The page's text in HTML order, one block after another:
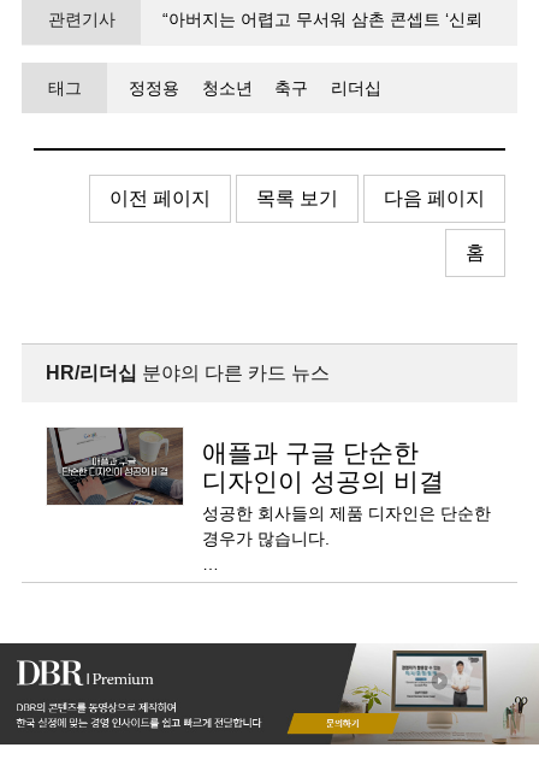
관련기사
“아버지는 어렵고 무서워 삼촌 콘셉트 ‘신뢰
태그
정정용 청소년 축구 리더십
이전 페이지 목록 보기 다음 페이지
홈
HR/리더십 분야의 다른 카드 뉴스
애플과 구글 단순한
디자인이 성공의 비결
성공한 회사들의 제품 디자인은 단순한
경우가 많습니다.
감각적인 디자인으로 유명한 애플 역시